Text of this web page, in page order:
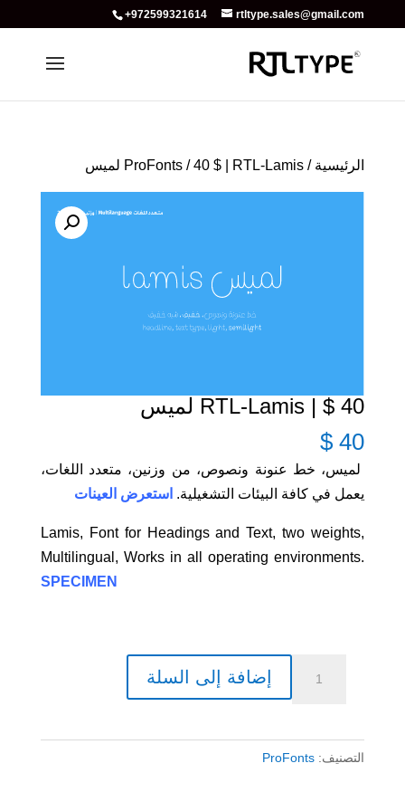
+972599321614 rtltype.sales@gmail.com
الرئيسية /
ProFonts / 40 $ | RTL-Lamis لميس
40 $ | RTL-Lamis لميس
$ 40
لميس، خط عنونة ونصوص، من وزنين، متعدد اللغات،
يعمل في كافة البيئات التشغيلية. استعرض العينات
Lamis, Font for Headings and Text, two weights,
Multilingual, Works in all operating environments.
SPECIMEN
|
RTL-
إضافة إلى السلة
التصنيف: ProFonts